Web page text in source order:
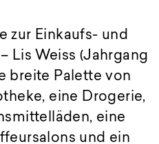
zur Einkaufs- und
Lis Weiss (Jahrgang
breite Palette von
eine Drogerie,
eine
und ein